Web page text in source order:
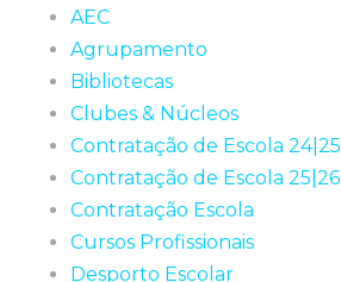
AEC
Agrupamento
Bibliotecas
Clubes & Núcleos
Contratação de Escola 24|25
Contratação de Escola 25|26
Contratação Escola
Cursos Profissionais
Desporto Escolar